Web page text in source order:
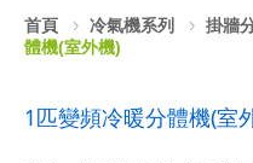
首頁 冷氣機系列 掛牆
體機(室外機)
1匹變頻冷暖分體機(室